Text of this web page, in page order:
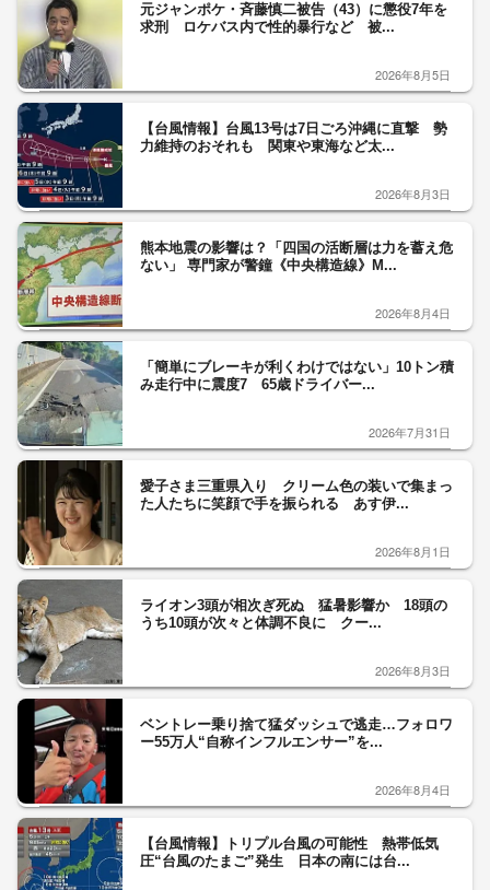
元ジャンポケ・斉藤慎二被告（43）に懲役7年を
求刑 ロケバス内で性的暴行など 被...
2026年8月5日
【台風情報】台風13号は7日ごろ沖縄に直撃 勢
力維持のおそれも 関東や東海など太...
2026年8月3日
熊本地震の影響は？「四国の活断層は力を蓄え危
ない」 専門家が警鐘《中央構造線》M...
2026年8月4日
「簡単にブレーキが利くわけではない」10トン積
み走行中に震度7 65歳ドライバー...
2026年7月31日
愛子さま三重県入り クリーム色の装いで集まっ
た人たちに笑顔で手を振られる あす伊...
2026年8月1日
ライオン3頭が相次ぎ死ぬ 猛暑影響か 18頭の
うち10頭が次々と体調不良に クー...
2026年8月3日
ベントレー乗り捨て猛ダッシュで逃走…フォロワ
ー55万人“自称インフルエンサー”を...
2026年8月4日
【台風情報】トリプル台風の可能性 熱帯低気
圧“台風のたまご”発生 日本の南には台...